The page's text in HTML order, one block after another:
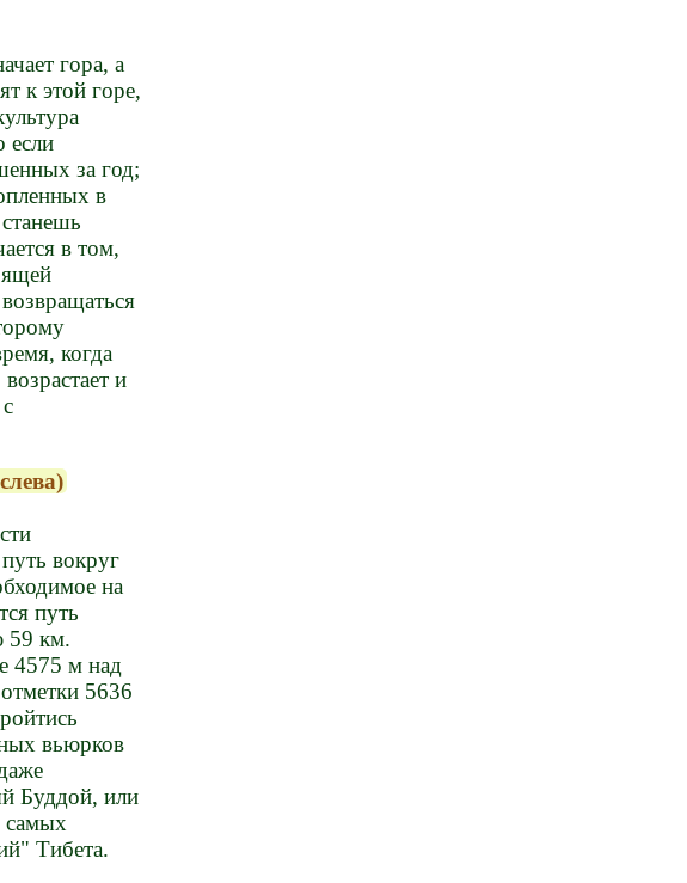
гора, а
к этой горе,
если
за год;
в
в том,
когда
и
вокруг
на
путь
59 км.
4575 м над
5636
вьюрков
Буддой, или
самых
Тибета.